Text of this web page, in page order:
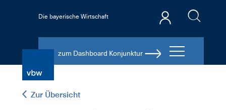
Die bayerische Wirtschaft
zum Dashboard Konjunktur
Zur Übersicht